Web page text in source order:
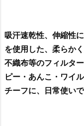
吸汗速乾性、伸縮性
を使用した、柔らか
不織布等のフィルタ
ピー・あんこ・ワイ
チーフに、日常使い